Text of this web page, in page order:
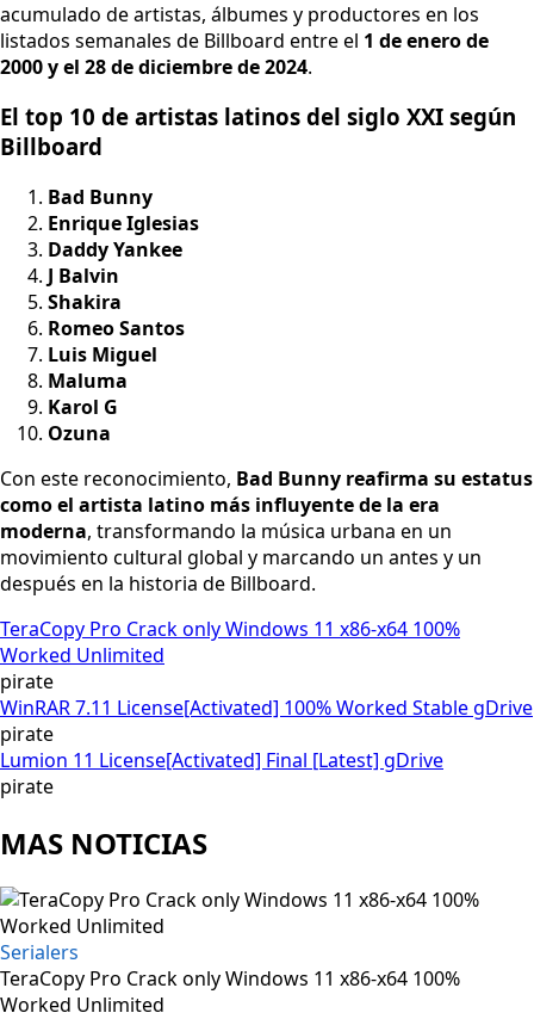
acumulado de artistas, álbumes y productores en los
listados semanales de Billboard entre el 1 de enero de
2000 y el 28 de diciembre de 2024.
El top 10 de artistas latinos del siglo XXI según
Billboard
Bad Bunny
Enrique Iglesias
Daddy Yankee
J Balvin
Shakira
Romeo Santos
Luis Miguel
Maluma
Karol G
Ozuna
Con este reconocimiento, Bad Bunny reafirma su estatus
como el artista latino más influyente de la era
moderna, transformando la música urbana en un
movimiento cultural global y marcando un antes y un
después en la historia de Billboard.
TeraCopy Pro Crack only Windows 11 x86-x64 100%
Worked Unlimited
pirate
WinRAR 7.11 License[Activated] 100% Worked Stable gDrive
pirate
Lumion 11 License[Activated] Final [Latest] gDrive
pirate
MAS NOTICIAS
Serialers
TeraCopy Pro Crack only Windows 11 x86-x64 100%
Worked Unlimited